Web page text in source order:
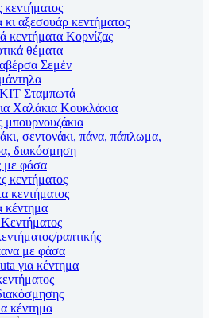
κι αξεσουάρ κεντήματος
κεντήματα Κορνίζας
θέματα
Σεμέν
Σταμπωτά
Χαλάκια Κουκλάκια
μπουρνουζάκια
σεντονάκι, πάνα, πάπλωμα,
διακόσμηση
με φάσα
κεντήματος
κεντήματος
κέντημα
ραπτικής
με φάσα
για κέντημα
κέντημα